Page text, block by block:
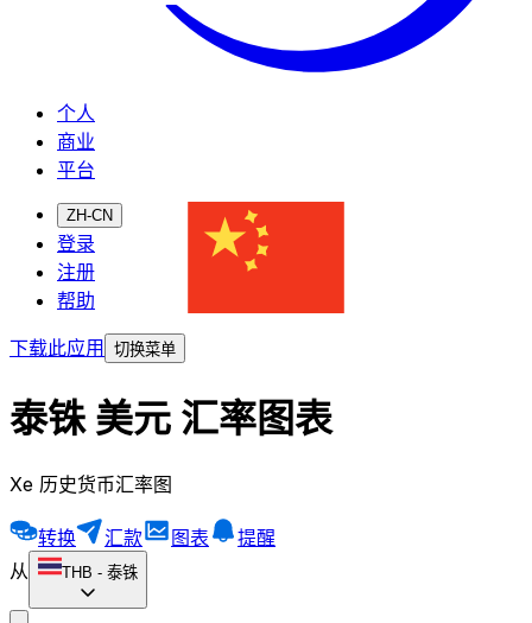
个人
商业
平台
ZH-CN
登录
注册
帮助
下载此应用
切换菜单
泰铢 美元 汇率图表
Xe 历史货币汇率图
转换 汇款 图表
提醒
从
THB - 泰铢